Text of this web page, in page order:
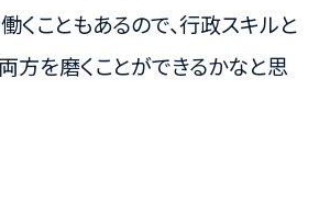
くこともあるので、行政スキルと
方を磨くことができるかなと思